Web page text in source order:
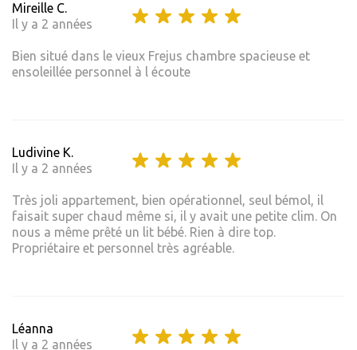
Mireille C.
Il y a 2 années
Bien situé dans le vieux Frejus chambre spacieuse et
ensoleillée personnel à l écoute
Ludivine K.
Il y a 2 années
Très joli appartement, bien opérationnel, seul bémol, il
faisait super chaud même si, il y avait une petite clim. On
nous a même prêté un lit bébé. Rien à dire top.
Propriétaire et personnel très agréable.
Léanna
Il y a 2 années